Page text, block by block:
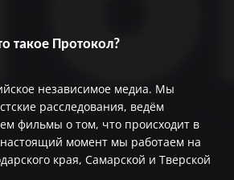
такое Протокол?
независимое медиа. Мы
расследования, ведём
фильмы о том, что происходит в
момент мы работаем на
края, Самарской и Тверской